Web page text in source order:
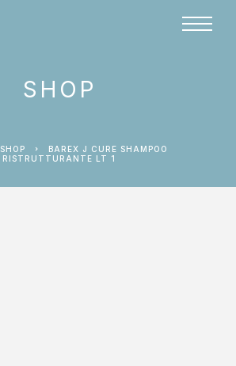
SHOP
SHOP
BAREX J CURE SHAMPOO
RISTRUTTURANTE LT 1